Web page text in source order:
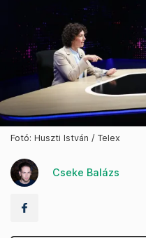
Fotó: Huszti István / Telex
Cseke Balázs